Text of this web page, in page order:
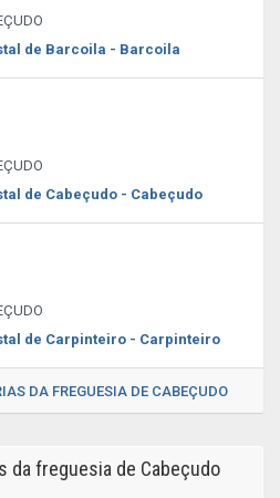
de Barcoila - Barcoila
de Cabeçudo - Cabeçudo
de Carpinteiro - Carpinteiro
DA FREGUESIA DE CABEÇUDO
da freguesia de Cabeçudo